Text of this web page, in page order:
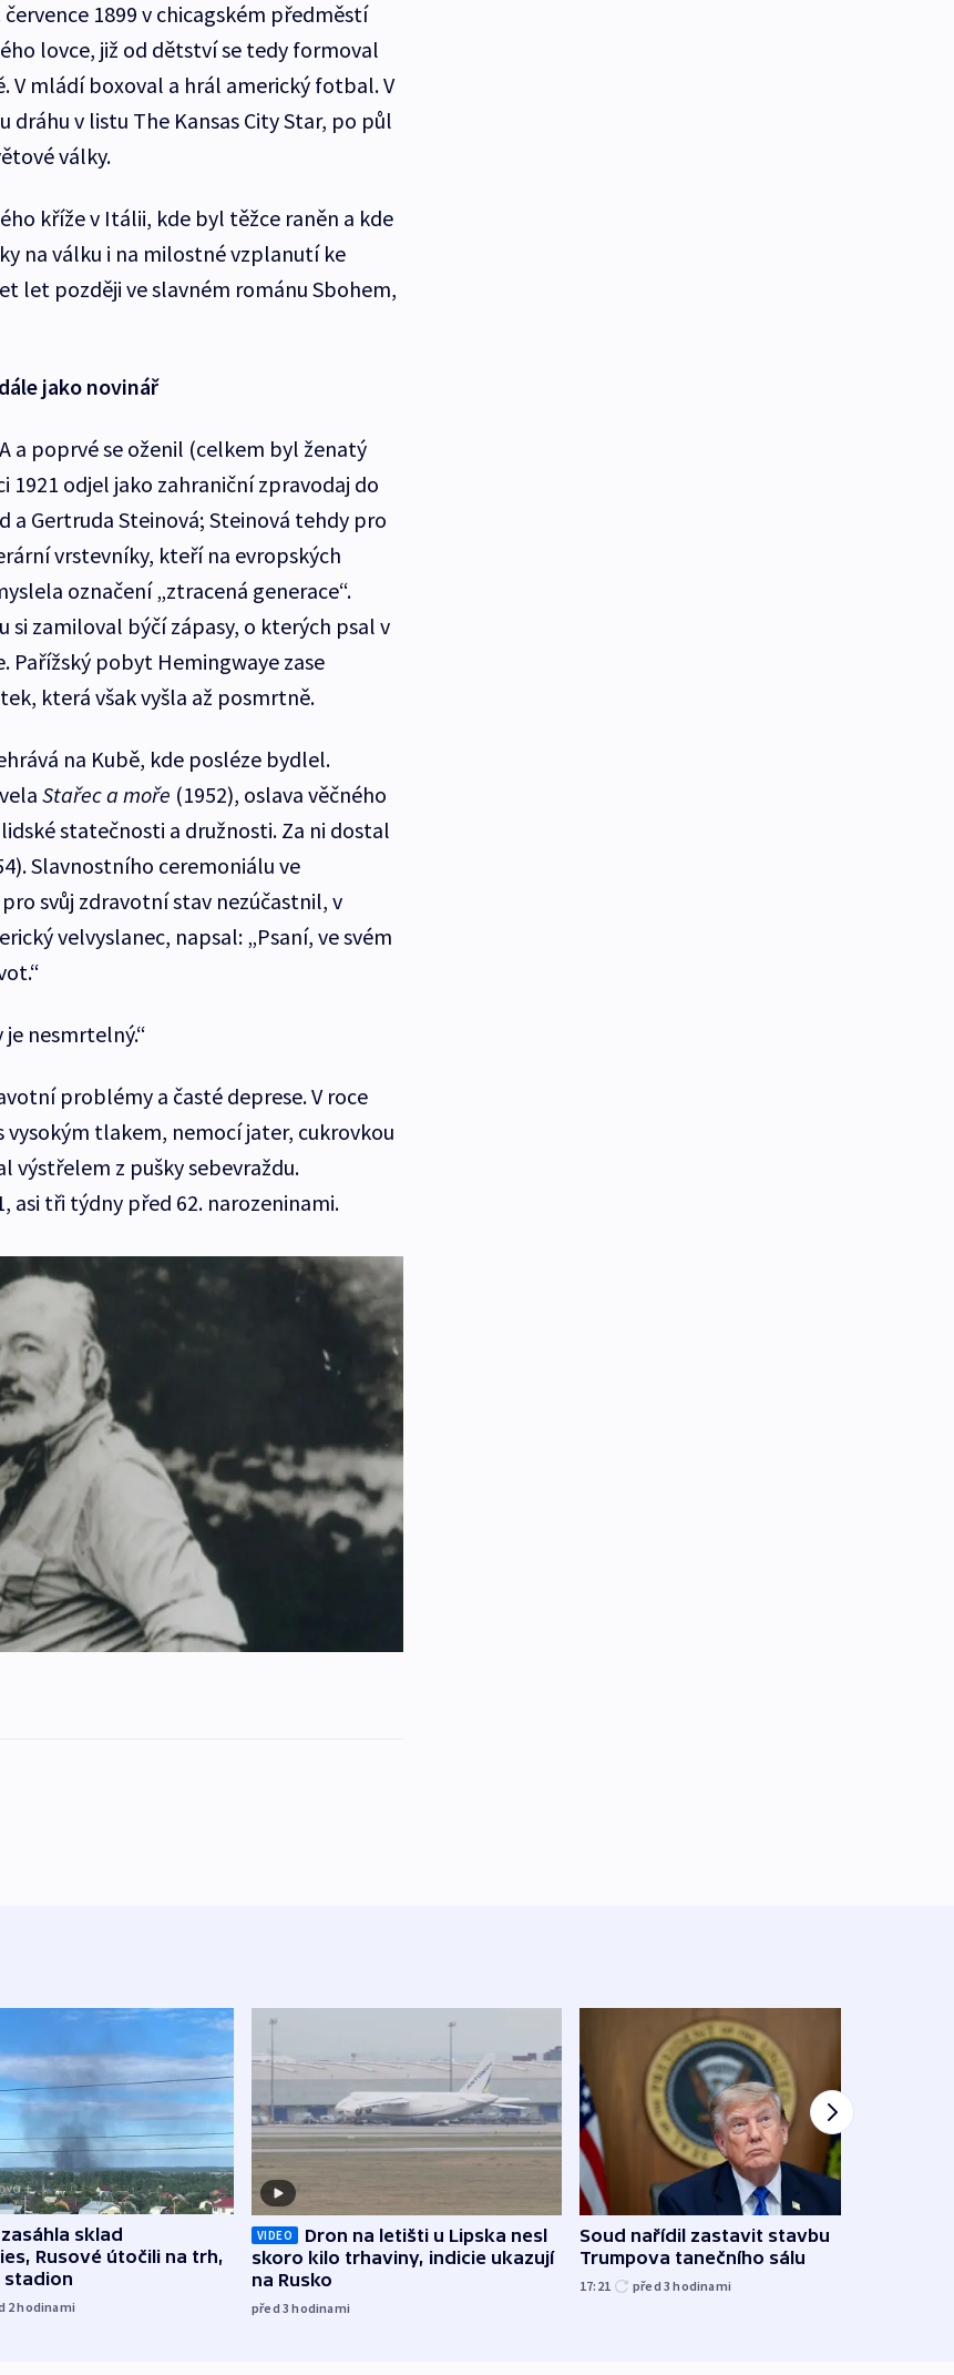
1899 v chicagském předměstí
lovce, již od dětství se tedy formoval
V mládí boxoval a hrál americký fotbal. V
dráhu v listu The Kansas City Star, po půl
války.
kříže v Itálii, kde byl těžce raněn a kde
na válku i na milostné vzplanutí ke
let později ve slavném románu Sbohem,
jako novinář
a poprvé se oženil (celkem byl ženatý
1921 odjel jako zahraniční zpravodaj do
a Gertruda Steinová; Steinová tehdy pro
vrstevníky, kteří na evropských
označení „ztracená generace“.
si zamiloval býčí zápasy, o kterých psal v
Pařížský pobyt Hemingwaye zase
která však vyšla až posmrtně.
na Kubě, kde posléze bydlel.
Stařec a moře (1952), oslava věčného
statečnosti a družnosti. Za ni dostal
Slavnostního ceremoniálu ve
svůj zdravotní stav nezúčastnil, v
velvyslanec, napsal: „Psaní, ve svém
nesmrtelný.“
problémy a časté deprese. V roce
vysokým tlakem, nemocí jater, cukrovkou
výstřelem z pušky sebevraždu.
asi tři týdny před 62. narozeninami.
sklad
Rusové útočili na trh,
stadion
2hodinami
VIDEO
Dron na letišti u Lipska nesl
skoro kilo trhaviny, indicie ukazují
na Rusko
před 3hodinami
Soud nařídil zastavit stavbu
Trumpova tanečního sálu
17:21 před 3hodinami